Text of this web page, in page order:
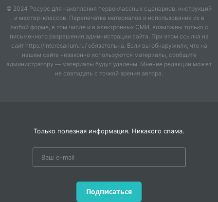
© 2024 Ресурс для накопления первоклассных сценариев, инструкций
и мастер-классов. Перепечатка материалов и использование их в
любой форме, в том числе и в электронных СМИ, возможны только с
письменного разрешения администрации сайта. При этом ссылка на
сайт https://interesarium.ru/ обязательна. Если вы обнаружили, что на
нашем сайте незаконно используются материалы, сообщите
администратору — материалы будут удалены. Мнение редакции может
не совпадать с точкой зрения автора.
Только полезная информация. Никакого спама.
Подписаться